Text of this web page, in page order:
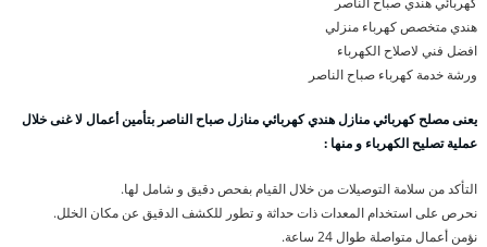
هندي متخصص كهرباء منزلي
افضل فني لاصلاح الكهرباء
ورشة خدمة كهرباء صباح الناصر
يعنى مصلح كهربائي منازل هندي كهربائي منازل صباح الناصر بتأمين أعمال لا غنى خلال
عملية تصليح الكهرباء و منها :
التأكد من سلامة التوصيلات من خلال القيام بفحص دقيق و شامل لها.
نحرص على استخدام المعدات ذات حداثة و تطور للكشف الدقيق عن مكان الخلل.
نؤمن أعمال متواصلة طوال 24 ساعة.